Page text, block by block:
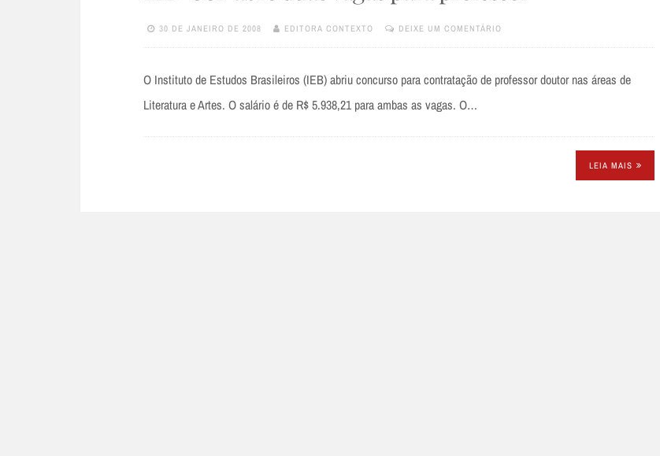
30 DE JANEIRO DE 2008 EDITORA CONTEXTO DEIXE UM COMENTÁRIO
O Instituto de Estudos Brasileiros (IEB) abriu concurso para contratação de professor doutor nas áreas de
Literatura e Artes. O salário é de R$ 5.938,21 para ambas as vagas. O…
LEIA MAIS